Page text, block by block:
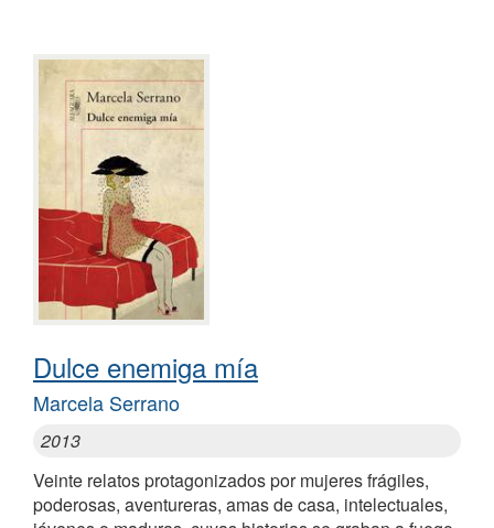
Dulce enemiga mía
Marcela Serrano
2013
Veinte relatos protagonizados por mujeres frágiles,
poderosas, aventureras, amas de casa, intelectuales,